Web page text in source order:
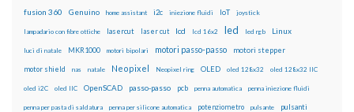
fusion 360 Genuino home assistant i2c iniezione fluidi IoT joystick
lampadario con fibre ottiche lasercut laser cut lcd lcd 16x2 led led rgb Linux
luci di natale MKR1000 motori bipolari motori passo-passo motori stepper
motor shield nas natale Neopixel Neopixel ring OLED oled 128x32 oled 128x32 IIC
oled i2C oled IIC OpenSCAD passo-passo pcb penna automatica penna iniezione fluidi
penna per pasta di saldatura penna per silicone automatica potenziometro pulsante pulsanti